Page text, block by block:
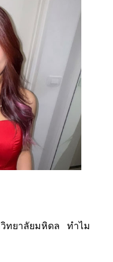
ทยาลัยมหิดล ทำไม